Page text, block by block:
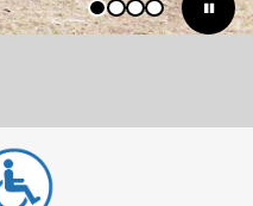
1 2 3 4